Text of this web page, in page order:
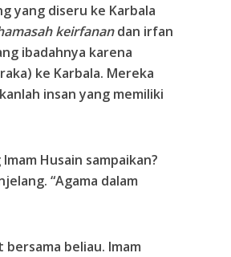
yang diseru ke Karbala
keirfanandan irfan
ibadahnya karena
ke Karbala. Mereka
insan yang memiliki
Husain sampaikan?
“Agama dalam
beliau. Imam